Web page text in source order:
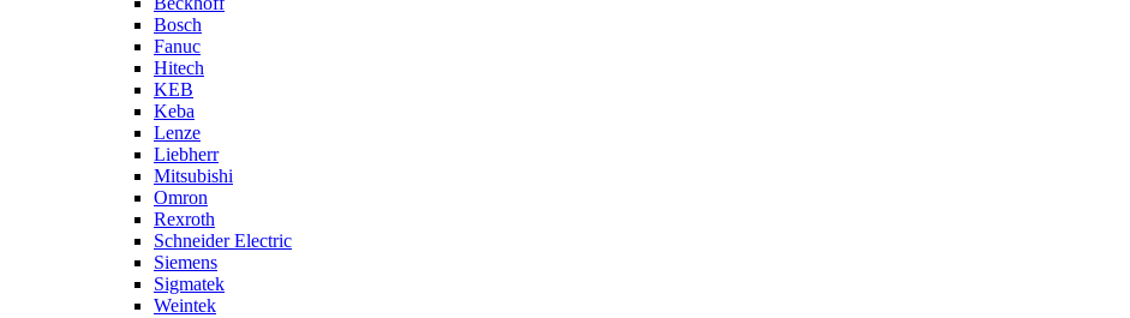
Bosch
Fanuc
Hitech
KEB
Keba
Lenze
Liebherr
Mitsubishi
Omron
Rexroth
Schneider Electric
Siemens
Sigmatek
Weintek